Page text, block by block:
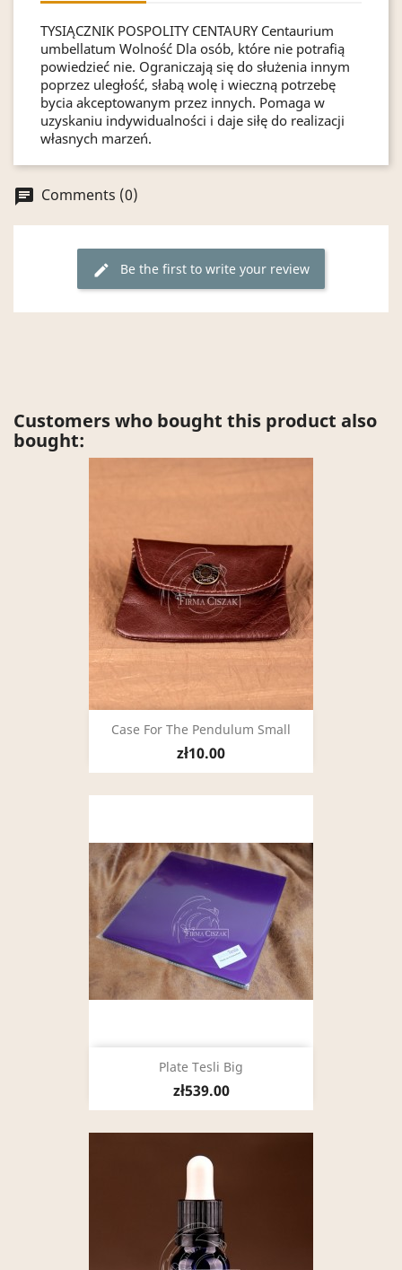
TYSIĄCZNIK POSPOLITY CENTAURY Centaurium
umbellatum Wolność Dla osób, które nie potrafią
powiedzieć nie. Ograniczają się do służenia innym
poprzez uległość, słabą wolę i wieczną potrzebę
bycia akceptowanym przez innych. Pomaga w
uzyskaniu indywidualności i daje siłę do realizacji
własnych marzeń.
chat Comments (0)
edit Be the first to write your review
Customers who bought this product also
bought:
Case For The Pendulum Small
zł10.00
Plate Tesli Big
zł539.00